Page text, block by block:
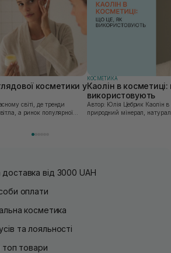
косметики у
а ринок популярної
КОСМЕТИКА
Каолін в
використовують
Автор: Юлія Цебрик Каолін в косметології – це
природний мінерал,
від 3000 UAH
оплати
косметика
та лояльності
топ товари